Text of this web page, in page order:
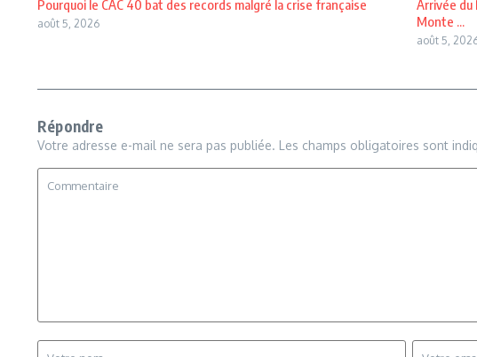
Pourquoi le CAC 40 bat des records malgré la crise française
août 5, 2026
Arrivée du
Monte ...
août 5,
Répondre
Votre adresse e-mail ne sera pas publiée. Les champs obligatoires sont